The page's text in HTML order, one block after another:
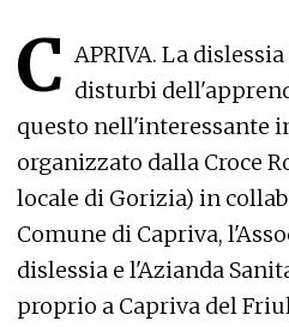
C APRIVA. La
disturbi
questo nell'interessante
organizzato dalla Croce
locale di Gorizia) in
Comune di Capriva,
dislessia e l'Azianda
proprio a Capriva del